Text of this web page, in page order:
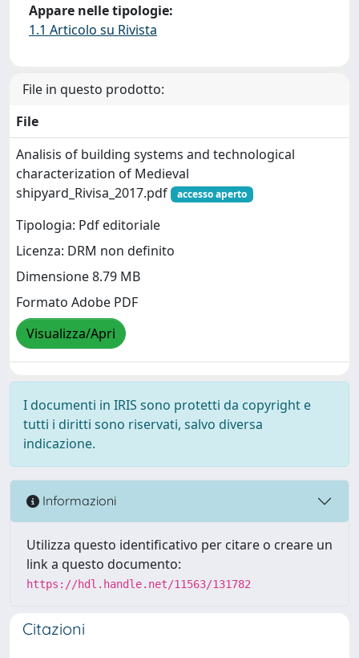
Appare nelle tipologie:
1.1 Articolo su Rivista
File in questo prodotto:
File
Analisis of building systems and technological
characterization of Medieval
shipyard_Rivisa_2017.pdf
accesso aperto
Tipologia: Pdf editoriale
Licenza: DRM non definito
Dimensione 8.79 MB
Formato Adobe PDF
Visualizza/Apri
I documenti in IRIS sono protetti da copyright e
tutti i diritti sono riservati, salvo diversa
indicazione.
Informazioni
Utilizza questo identificativo per citare o creare un
link a questo documento:
https://hdl.handle.net/11563/131782
Citazioni